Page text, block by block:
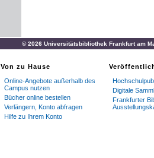
© 2026 Universitätsbibliothek Frankfurt am
Von zu Hause
Online-Angebote außerhalb des
Campus nutzen
Bücher online bestellen
Verlängern, Konto abfragen
Hilfe zu Ihrem Konto
Digitale
Frankfurter